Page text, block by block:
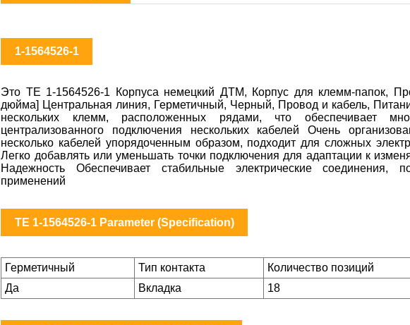
1-1564526-1
Это TE 1-1564526-1 Корпуса немецкий ДТМ, Корпус для клемм-папок,
дюйма] Центральная линия, Герметичный, Черный, Провод и кабель,
нескольких клемм, расположенных рядами, что обеспечивает
централизованного подключения нескольких кабелей Очень
несколько кабелей упорядоченным образом, подходит для сложных
Легко добавлять или уменьшать точки подключения для адаптации к
Надежность Обеспечивает стабильные электрические
применений
TE 1-1564526-1 Parameter (Specification)
Герметичный Тип контакта Количество позиций
Да
Вкладка 18